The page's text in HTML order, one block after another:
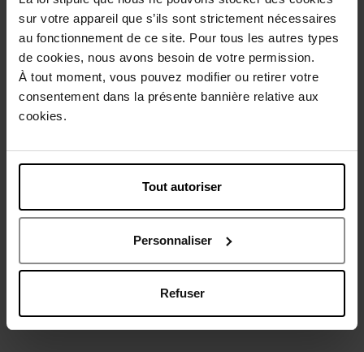
sur votre appareil que s’ils sont strictement nécessaires
au fonctionnement de ce site. Pour tous les autres types
de cookies, nous avons besoin de votre permission.
À tout moment, vous pouvez modifier ou retirer votre
consentement dans la présente bannière relative aux
cookies.
Tout autoriser
Personnaliser
Refuser
CLARINS
Total Cleansing Oil
32,90 € Ajouter
CLARINS
Velvet Cleansing Milk
28,90 € Ajouter